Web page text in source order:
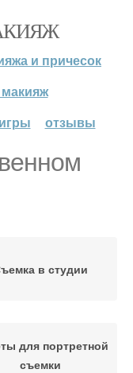
и причесок
макияж
игры отзывы
в студии
для портретной
съемки